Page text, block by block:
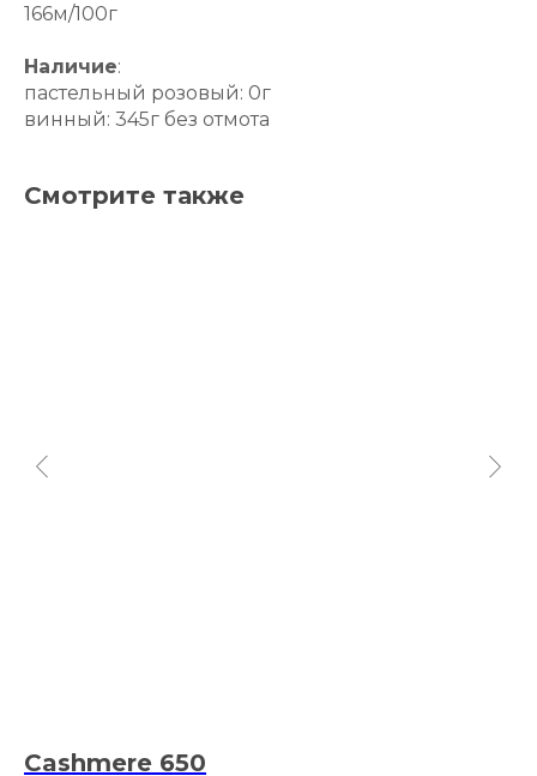
166м/100г
Наличие:
пастельный розовый: 0г
винный: 345г без отмота
Смотрите также
Cashmere 650